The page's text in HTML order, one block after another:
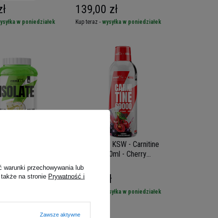
w poniedziałek
139,00 zł
Kup teraz - wysyłka w poniedziałek
HIRO.LAB x KSW - Carnitine
60000 - 500ml - Cherry
Blackcurrant
49,00 zł
wysyłka w poniedziałek
warunki przechowywania lub
na stronie Prywatność i
Zawsze aktywne